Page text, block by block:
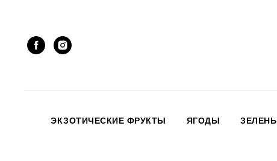
ЭКЗОТИЧЕСКИЕ ФРУКТЫ ЯГОДЫ ЗЕЛЕНЬ